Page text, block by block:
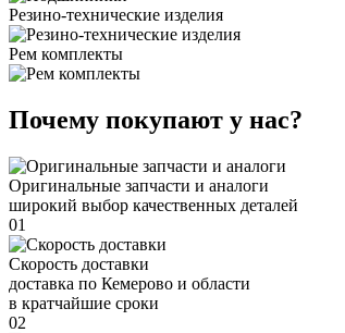
Резино-технические изделия
Рем комплекты
Почему покупают у нас?
Оригинальные запчасти и аналоги
широкий выбор качественных деталей
01
Скорость доставки
доставка по Кемерово и области
в кратчайшие сроки
02